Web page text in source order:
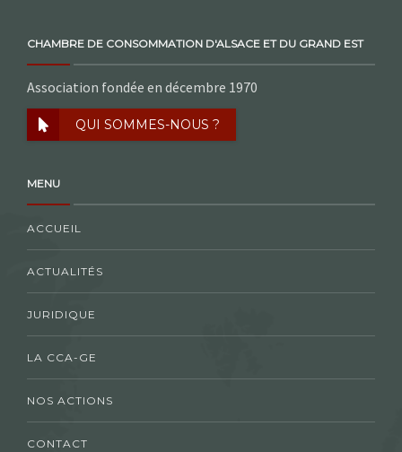
CHAMBRE DE CONSOMMATION D'ALSACE ET DU GRAND EST
Association fondée en décembre 1970
QUI SOMMES-NOUS ?
MENU
ACCUEIL
ACTUALITÉS
JURIDIQUE
LA CCA-GE
NOS ACTIONS
CONTACT